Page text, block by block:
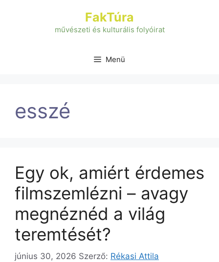
FakTúra
művészeti és kulturális folyóirat
Menü
esszé
Egy ok, amiért érdemes
filmszemlézni – avagy
megnéznéd a világ
teremtését?
június 30, 2026 Szerző: Rékasi Attila